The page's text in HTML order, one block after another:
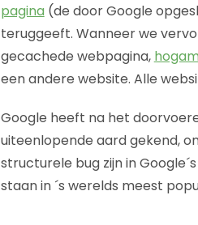
pagina (de door Google
teruggeeft. Wanneer we
gecachede webpagina,
een andere website. Alle
Google heeft na het
uiteenlopende aard gekend,
structurele bug zijn in
staan in ´s werelds meest